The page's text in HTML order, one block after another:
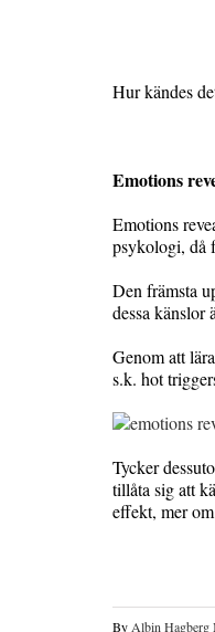
Hur kändes
Emotions
Emotions
psykologi, då
Den främsta
dessa känslor
Genom att
s.k. hot
Tycker
tillåta sig att
effekt, mer
By Albin Hagberg